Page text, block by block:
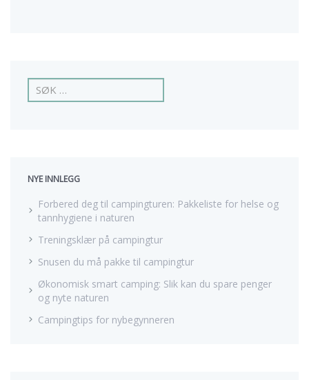
L
e
e
NYE INNLEGG
Forbered deg til campingturen: Pakkeliste for helse og
tannhygiene i naturen
Treningsklær på campingtur
Snusen du må pakke til campingtur
Økonomisk smart camping: Slik kan du spare penger
og nyte naturen
Campingtips for nybegynneren